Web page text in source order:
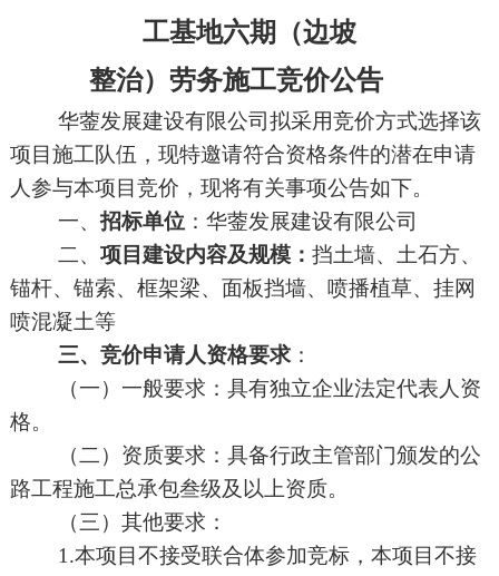
工基地六期（边坡
整治）劳务施工竞价公告
华蓥发展建设有限公司拟采用竞价方式选择该
项目施工队伍，现特邀请符合资格条件的潜在申请
人参与本项目竞价，现将有关事项公告如下。
一、招标单位 ： 华蓥发展建设有限公司
二、 项目建设内容及规模： 挡土墙、土石方、
锚杆、锚索、框架梁、面板挡墙、喷播植草、挂网
喷混凝土等
三、竞价申请人资格要求：
（一）一般要求：具有独立企业法定代表人资
格。
（二）资质要求：具备行政主管部门颁发的公
路工程施工总承包叁级及以上资质。
（三）其他要求：
1.本项目不接受联合体参加竞标，本项目不接